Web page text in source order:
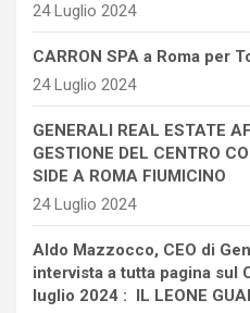
24 Luglio 2024
CARRON SPA a Roma per
24 Luglio 2024
GENERALI REAL ESTATE
GESTIONE DEL CENTRO
SIDE A ROMA FIUMICINO
24 Luglio 2024
Aldo Mazzocco, CEO di
intervista a tutta pagina sul
luglio 2024 : IL LEONE